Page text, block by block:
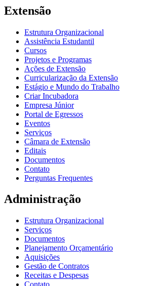
Extensão
Estrutura Organizacional
Assistência Estudantil
Cursos
Projetos e Programas
Ações de Extensão
Curricularização da Extensão
Estágio e Mundo do Trabalho
Criar Incubadora
Empresa Júnior
Portal de Egressos
Eventos
Serviços
Câmara de Extensão
Editais
Documentos
Contato
Perguntas Frequentes
Administração
Estrutura Organizacional
Serviços
Documentos
Planejamento Orçamentário
Aquisições
Gestão de Contratos
Receitas e Despesas